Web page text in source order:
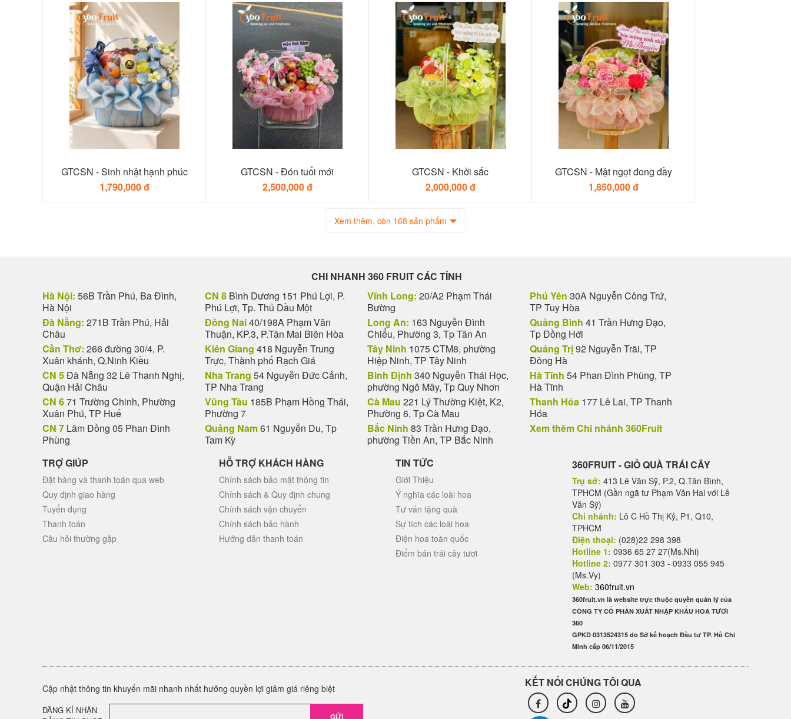
GTCSN - Sinh nhật hạnh phúc
1,790,000 đ
GTCSN - Đón tuổi mới
2,500,000 đ
GTCSN - Khởi sắc
2,000,000 đ
GTCSN - Mật ngọt đong đầy
1,850,000 đ
Xem thêm, còn 168 sản phẩm
CHI NHANH 360 FRUIT CÁC TỈNH
Hà Nội: 56B Trần Phú, Ba Đình,
Hà Nội
Đà Nẵng: 271B Trần Phú, Hải
Châu
Cần Thơ: 266 đường 30/4, P.
Xuân khánh, Q.Ninh Kiều
CN 5Đà Nẵng 32 Lê Thanh Nghị,
Quận Hải Châu
CN 671 Trường Chinh, Phường
Xuân Phú, TP Huế
CN 7 Lâm Đồng 05 Phan Đình
Phùng
CN 8 Bình Dương 151 Phú Lợi, P.
Phú Lợi, Tp. Thủ Dầu Một
Đồng Nai40/198A Phạm Văn
Thuận, KP.3, P.Tân Mai Biên Hòa
Kiên Giang 418 Nguyễn Trung
Trực, Thành phố Rạch Giá
Nha Trang 54 Nguyễn Đức Cảnh,
TP Nha Trang
Vũng Tàu 185B Phạm Hồng Thái,
Phường 7
Quảng Nam61 Nguyễn Du, Tp
Tam Kỳ
Vĩnh Long: 20/A2 Phạm Thái
Bường
Long An: 163 Nguyễn Đình
Chiểu, Phường 3, Tp Tân An
Tây Ninh 1075 CTM8, phường
Hiệp Ninh, TP Tây Ninh
Bình Định 340 Nguyễn Thái Học,
phường Ngô Mây, Tp Quy Nhơn
Cà Mau 221 Lý Thường Kiệt, K2,
Phường 6, Tp Cà Mau
Bắc Ninh 83 Trần Hưng Đạo,
phường Tiền An, TP Bắc Ninh
Phú Yên 30A Nguyễn Công Trứ,
TP Tuy Hòa
Quảng Bình 41 Trần Hưng Đạo,
Tp Đồng Hới
Quảng Trị92 Nguyễn Trãi, TP
Đông Hà
Hà Tĩnh 54 Phan Đình Phùng, TP
Hà Tĩnh
Thanh Hóa 177 Lê Lai, TP Thanh
Hóa
Xem thêm Chi nhánh 360Fruit
TRỢ GIÚP
Đặt hàng và thanh toán qua web
Quy định giao hàng
Tuyển dụng
Thanh toán
Câu hỏi thường gặp
HỖ TRỢ KHÁCH HÀNG
Chính sách bảo mật thông tin
Chính sách & Quy định chung
Chính sách vận chuyển
Chính sách bảo hành
Hướng dẫn thanh toán
TIN TỨC
Giới Thiệu
Ý nghĩa các loài hoa
Tư vấn tặng quà
Sự tích các loài hoa
Điện hoa toàn quốc
Điểm bán trái cây tươi
360FRUIT - GIỎ QUÀ TRÁI CÂY
Trụ sở: 413 Lê Văn Sỹ, P.2, Q.Tân Bình,
TPHCM (Gần ngã tư Phạm Văn Hai với Lê
Văn Sỹ)
Chi nhánh: Lô C Hồ Thị Kỷ, P1, Q10,
TPHCM
Điện thoại: (028)22 298 398
Hotline 1: 0936 65 27 27(Ms.Nhi)
Hotline 2: 0977 301 303 - 0933 055 945
(Ms.Vy)
Web: 360fruit.vn
360fruit.vn là website trực thuộc quyền quản lý của
CÔNG TY CỔ PHẦN XUẤT NHẬP KHẨU HOA TƯƠI
360
GPKD 0313524315 do Sở kế hoạch Đầu tư TP. Hồ Chí
Minh cấp 06/11/2015
Cập nhật thông tin khuyến mãi nhanh nhất hưởng quyền lợi giảm giá riêng biệt
ĐĂNG KÍ NHẬN
GỬI
KẾT NỐI CHÚNG TÔI QUA